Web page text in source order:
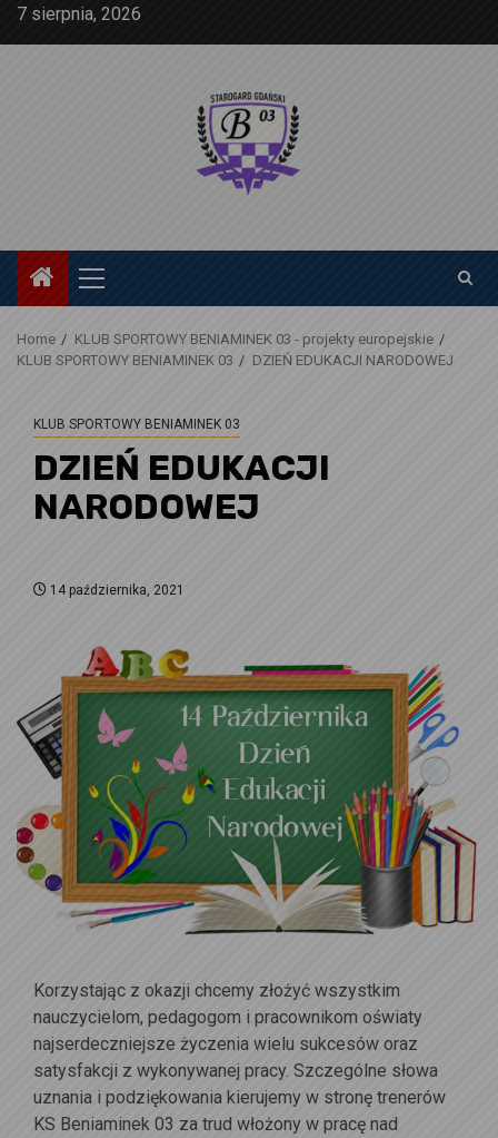
Skip7 sierpnia, 2026
Primary
Menu
Home
KLUB SPORTOWY BENIAMINEK 03 - projekty europejskie
KLUB SPORTOWY BENIAMINEK 03
DZIEŃ EDUKACJI NARODOWEJ
KLUB SPORTOWY BENIAMINEK 03
DZIEŃ EDUKACJI
NARODOWEJ
14 października, 2021
Korzystając z okazji chcemy złożyć wszystkim
nauczycielom, pedagogom i pracownikom oświaty
najserdeczniejsze życzenia wielu sukcesów oraz
satysfakcji z wykonywanej pracy. Szczególne słowa
uznania i podziękowania kierujemy w stronę trenerów
KS Beniaminek 03 za trud włożony w pracę nad